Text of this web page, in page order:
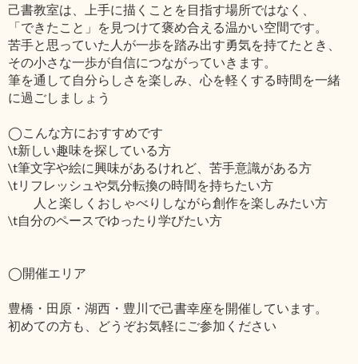
己書教室は、上手に描くことを目指す場所ではなく、
「できたこと」を見つけて褒め合える温かい空間です。
苦手と思っていた人が一歩を踏み出す勇気を持てたとき、
その小さな一歩が自信につながっていきます。
筆を通して自分らしさを楽しみ、心を軽くする時間を一緒
に過ごしましょう
◯こんな方におすすめです
\t新しい趣味を探している方
\t筆文字や絵に興味があるけれど、苦手意識がある方
\tリフレッシュや気分転換の時間を持ちたい方
人と楽しくおしゃべりしながら創作を楽しみたい方
\t自分のペースでゆったり学びたい方
◯開催エリア
豊橋・田原・湖西・豊川で己書幸座を開催しています。
初めての方も、どうぞお気軽にご参加ください